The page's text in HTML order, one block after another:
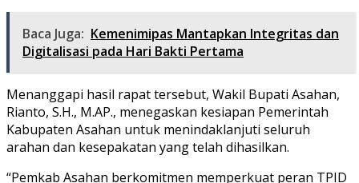
Baca Juga: Kemenimipas Mantapkan Integritas dan
Digitalisasi pada Hari Bakti Pertama
Menanggapi hasil rapat tersebut, Wakil Bupati Asahan,
Rianto, S.H., M.AP., menegaskan kesiapan Pemerintah
Kabupaten Asahan untuk menindaklanjuti seluruh
arahan dan kesepakatan yang telah dihasilkan.
“Pemkab Asahan berkomitmen memperkuat peran TPID